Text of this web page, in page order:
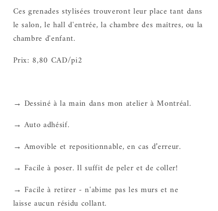
Ces grenades stylisées trouveront leur place tant dans
le salon, le hall d'entrée, la chambre des maîtres, ou la
chambre d'enfant.
Prix: 8,80 CAD/pi2
→ Dessiné à la main dans mon atelier à Montréal.
→ Auto adhésif.
→ Amovible et repositionnable, en cas d’erreur.
→ Facile à poser. Il suffit de peler et de coller!
→ Facile à retirer - n'abime pas les murs et ne
laisse aucun résidu collant.